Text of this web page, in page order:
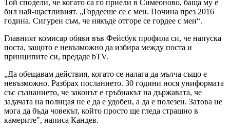
Той сподели, че когато са го приели в Симеоново, баща му е
бил най-щастливият. „Гордееше се с мен. Почина през 2016
година. Сигурен съм, че някъде отгоре се гордее с мен“.
Главният комисар обяви във Фейсбук профила си, че напуска
поста, защото е невъзможно да избира между поста и
принципите си, предаде bTV.
„Да обещавам действия, когато се налага да мълча също е
невъзможно. Разбрах посланието. 30 години нося униформата
със съзнанието, че законът е гръбнакът на държавата, че
задачата на полицая не е да е удобен, а да е полезен. Затова не
мога да бъда човекът, който просто ще гледа страшно в
камерите", написа Кандев.